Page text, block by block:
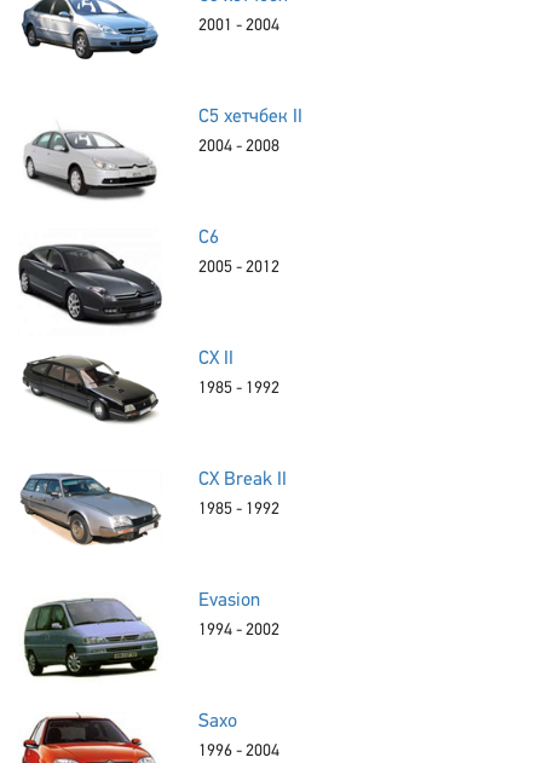
2001 - 2004
C5 хетчбек II
2004 - 2008
C6
2005 - 2012
CX II
1985 - 1992
CX Break II
1985 - 1992
Evasion
1994 - 2002
Saxo
1996 - 2004